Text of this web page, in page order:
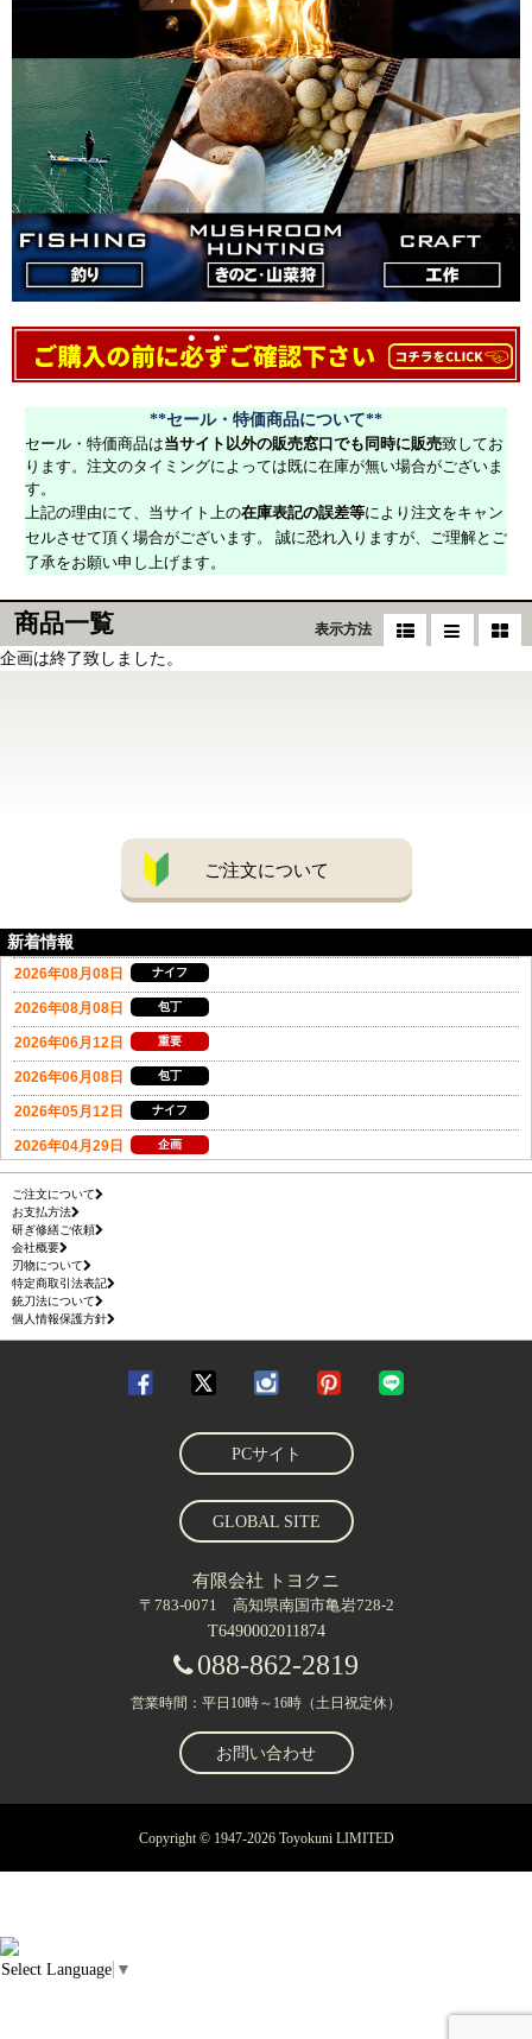
**セール・特価商品について**
セール・特価商品は当サイト以外の販売窓口でも同時に販売致してお
ります。注文のタイミングによっては既に在庫が無い場合がございま
す。
上記の理由にて、当サイト上の在庫表記の誤差等により注文をキャン
セルさせて頂く場合がございます。 誠に恐れ入りますが、ご理解とご
了承をお願い申し上げます。
商品一覧 表示方法
企画は終了致しました。
ご注文について
新着情報
ご注文について
お支払方法
研ぎ修繕ご依頼
会社概要
刃物について
特定商取引法表記
銃刀法について
個人情報保護方針
PCサイト
GLOBAL SITE
有限会社 トヨクニ
〒783-0071 高知県南国市亀岩728-2
T6490002011874
088-862-2819
営業時間：平日10時～16時（土日祝定休）
お問い合わせ
Copyright © 1947-2026 Toyokuni LIMITED
Select Language ▼